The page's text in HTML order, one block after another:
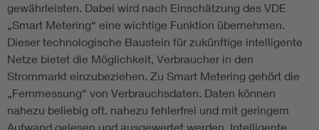
gewährleisten. Dabei wird nach Einschätzung des VDE
„Smart Metering“ eine wichtige Funktion übernehmen.
Dieser technologische Baustein für zukünftige intelligente
Netze bietet die Möglichkeit, Verbraucher in den
Strommarkt einzubeziehen. Zu Smart Metering gehört die
„Fernmessung“ von Verbrauchsdaten. Daten können
nahezu beliebig oft, nahezu fehlerfrei und mit geringem
Aufwand gelesen und ausgewertet werden. Intelligente